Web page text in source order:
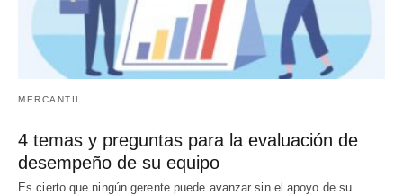
MERCANTIL
4 temas y preguntas para la evaluación de
desempeño de su equipo
Es cierto que ningún gerente puede avanzar sin el apoyo de su